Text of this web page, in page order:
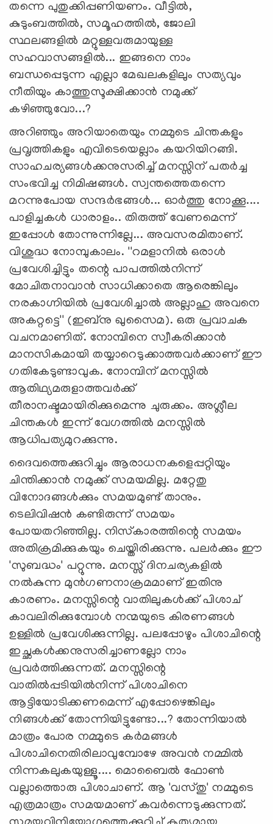
തന്നെ പുതുക്കിപ്പണിയണം. വീട്ടില്‍,
കുടുംബത്തില്‍, സമൂഹത്തില്‍, ജോലി
സ്ഥലങ്ങളില്‍ മറ്റുള്ളവരുമായുള്ള
സഹവാസങ്ങളില്‍... ഇങ്ങനെ നാം
ബന്ധപ്പെടുന്ന എല്ലാ മേഖലകളിലും സത്യവും
നീതിയും കാത്തുസൂക്ഷിക്കാന്‍ നമുക്ക്
കഴിഞ്ഞുവോ...?
അറിഞ്ഞും അറിയാതെയും നമ്മുടെ ചിന്തകളും
പ്രവൃത്തികളും എവിടെയെല്ലാം കയറിയിറങ്ങി.
സാഹചര്യങ്ങള്‍ക്കനുസരിച്ച് മനസ്സിന് പതര്‍ച്ച
സംഭവിച്ച നിമിഷങ്ങള്‍. സ്വന്തത്തെതന്നെ
മറന്നുപോയ സന്ദര്‍ഭങ്ങള്‍... ഓര്‍ത്തു നോക്കൂ....
പാളിച്ചകള്‍ ധാരാളം.. തിരുത്ത് വേണമെന്ന്
ഇപ്പോള്‍ തോന്നുന്നില്ലേ... അവസരമിതാണ്.
വിശുദ്ധ നോമ്പുകാലം. ''റമളാനില്‍ ഒരാള്‍
പ്രവേശിച്ചിട്ടും തന്റെ പാപത്തില്‍നിന്ന്
മോചിതനാവാന്‍ സാധിക്കാതെ ആരെങ്കിലും
നരകാഗ്നിയില്‍ പ്രവേശിച്ചാല്‍ അല്ലാഹു അവനെ
അകറ്റട്ടെ'' (ഇബ്‌നു ഖുസൈമ). ഒരു പ്രവാചക
വചനമാണിത്. നോമ്പിനെ സ്വീകരിക്കാന്‍
മാനസികമായി തയ്യാറെടുക്കാത്തവര്‍ക്കാണ് ഈ
ഗതികേടുണ്ടാവുക. നോമ്പിന് മനസ്സില്‍
ആതിഥ്യമരുളാത്തവര്‍ക്ക്
തീരാനഷ്ടമായിരിക്കുമെന്നു ചുരുക്കം. അശ്ലീല
ചിന്തകള്‍ ഇന്ന് വേഗത്തില്‍ മനസ്സില്‍
ആധിപത്യമുറക്കുന്നു.
ദൈവത്തെക്കുറിച്ചും ആരാധനകളെപ്പറ്റിയും
ചിന്തിക്കാന്‍ നമുക്ക് സമയമില്ല. മറ്റേതു
വിനോദങ്ങള്‍ക്കും സമയമുണ്ട് താനും.
ടെലിവിഷന്‍ കണ്ടിരുന്ന് സമയം
പോയതറിഞ്ഞില്ല. നിസ്‌കാരത്തിന്റെ സമയം
അതിക്രമിക്കുകയും ചെയ്തിരിക്കുന്നു. പലര്‍ക്കും ഈ
'സുബദ്ധം' പറ്റുന്നു. മനസ്സ് ദിനചര്യകളില്‍
നല്‍കുന്ന മുന്‍ഗണനാക്രമമാണ് ഇതിനു
കാരണം. മനസ്സിന്റെ വാതിലുകള്‍ക്ക് പിശാച്
കാവലിരിക്കുമ്പോള്‍ നന്മയുടെ കിരണങ്ങള്‍
ഉള്ളില്‍ പ്രവേശിക്കുന്നില്ല. പലപ്പോഴും പിശാചിന്റെ
ഇച്ഛകള്‍ക്കനുസരിച്ചാണല്ലോ നാം
പ്രവര്‍ത്തിക്കുന്നത്. മനസ്സിന്റെ
വാതില്‍പ്പടിയില്‍നിന്ന് പിശാചിനെ
ആട്ടിയോടിക്കണമെന്ന് എപ്പോഴെങ്കിലും
നിങ്ങള്‍ക്ക് തോന്നിയിട്ടുണ്ടോ...? തോന്നിയാല്‍
മാത്രം പോര നമ്മുടെ കര്‍മങ്ങള്‍
പിശാചിനെതിരിലാവുമ്പോഴേ അവന്‍ നമ്മില്‍
നിന്നകലുകയുള്ളൂ.... മൊബൈല്‍ ഫോണ്‍
വല്ലാത്തൊരു പിശാചാണ്. ആ 'വസ്തു' നമ്മുടെ
എത്രമാത്രം സമയമാണ് കവര്‍ന്നെടുക്കുന്നത്.